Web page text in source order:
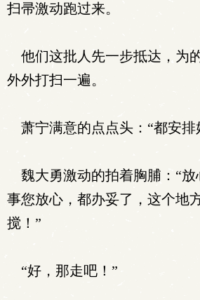
扫帚激动跑过来。
他们这批人先一步抵达，为
外外打扫一遍。
萧宁满意的点点头：“都安排
魏大勇激动的拍着胸脯：“放
事您放心，都办妥了，这个地
搅！”
“好，那走吧！”